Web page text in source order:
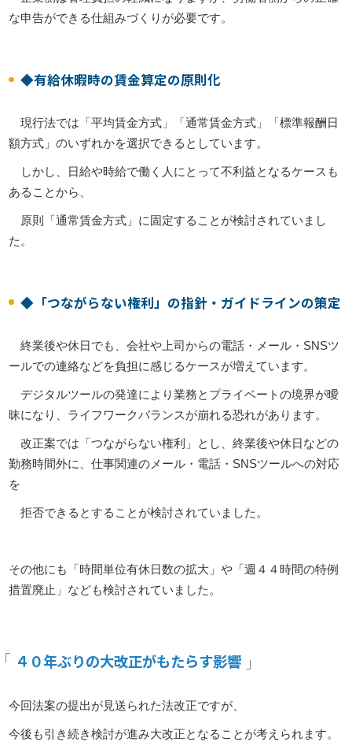
な申告ができる仕組みづくりが必要です。
◆有給休暇時の賃金算定の原則化
現行法では「平均賃金方式」「通常賃金方式」「標準報酬日
額方式」のいずれかを選択できるとしています。
しかし、日給や時給で働く人にとって不利益となるケースも
あることから、
原則「通常賃金方式」に固定することが検討されていまし
た。
◆「つながらない権利」の指針・ガイドラインの策定
終業後や休日でも、会社や上司からの電話・メール・SNSツ
ールでの連絡などを負担に感じるケースが増えています。
デジタルツールの発達により業務とプライベートの境界が曖
昧になり、ライフワークバランスが崩れる恐れがあります。
改正案では「つながらない権利」とし、終業後や休日などの
勤務時間外に、仕事関連のメール・電話・SNSツールへの対応
を
拒否できるとすることが検討されていました。
その他にも「時間単位有休日数の拡大」や「週４４時間の特例
措置廃止」なども検討されていました。
４０年ぶりの大改正がもたらす影響
今回法案の提出が見送られた法改正ですが、
今後も引き続き検討が進み大改正となることが考えられます。